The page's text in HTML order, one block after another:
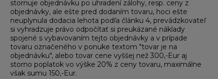
stornuje objednávku po uhradení zálohy, resp. ceny z
objednávky, ale ešte pred dodaním tovaru, hoci ešte
neuplynula dodacia lehota podľa článku 4, prevádzkovateľ
si vyhradzuje právo odpočítať si preukázané náklady
spojené s vybavovaním tejto objednávky a v prípade
tovaru označeného v ponuke textom "tovar je na
objednávku", alebo tovar cene vyššej než 300,-Eur aj
storno poplatok vo výške 20% z ceny tovaru, maximálne
však sumu 150,-Eur.